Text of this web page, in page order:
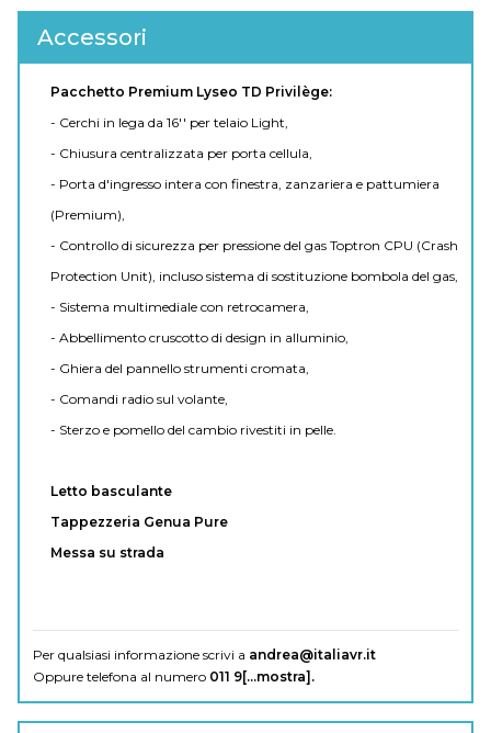
Accessori
Pacchetto Premium Lyseo TD Privilège:
- Cerchi in lega da 16'' per telaio Light,
- Chiusura centralizzata per porta cellula,
- Porta d'ingresso intera con finestra, zanzariera e pattumiera
(Premium),
- Controllo di sicurezza per pressione del gas Toptron CPU (Crash
Protection Unit), incluso sistema di sostituzione bombola del gas,
- Sistema multimediale con retrocamera,
- Abbellimento cruscotto di design in alluminio,
- Ghiera del pannello strumenti cromata,
- Comandi radio sul volante,
- Sterzo e pomello del cambio rivestiti in pelle.
Letto basculante
Tappezzeria Genua Pure
Messa su strada
Per qualsiasi informazione scrivi a andrea@italiavr.it
Oppure telefona al numero 011 9[...mostra] .